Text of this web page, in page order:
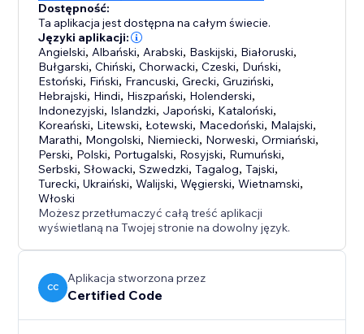
Dostępność:
Ta aplikacja jest dostępna na całym świecie.
Języki aplikacji:
Angielski, Albański, Arabski, Baskijski, Białoruski,
Bułgarski,Chiński,Chorwacki,Czeski, Duński,
Estoński, Fiński, Francuski,Grecki,Gruziński,
Hebrajski, Hindi, Hiszpański, Holenderski,
Indonezyjski, Islandzki, Japoński, Kataloński,
Koreański, Litewski,Łotewski, Macedoński, Malajski,
Marathi, Mongolski, Niemiecki, Norweski,Ormiański,
Perski, Polski, Portugalski, Rosyjski, Rumuński,
Serbski,Słowacki,Szwedzki,Tagalog,Tajski,
Turecki,Ukraiński,Walijski,Węgierski,Wietnamski,
Włoski
Możesz przetłumaczyć całą treść aplikacji
wyświetlaną na Twojej stronie na dowolny język.
CC
Aplikacja stworzona przez
Certified Code